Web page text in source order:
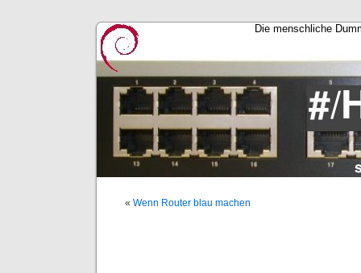
Die menschliche
« Wenn Router blau machen